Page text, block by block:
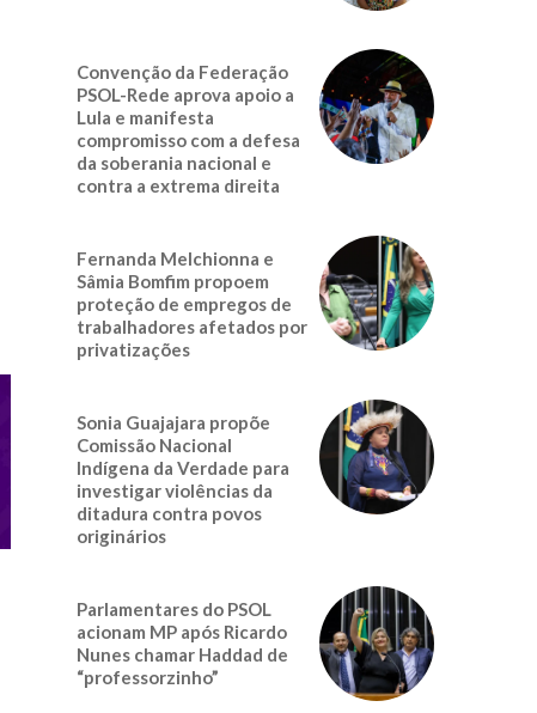
Convenção da Federação
PSOL-Rede aprova apoio a
Lula e manifesta
compromisso com a defesa
da soberania nacional e
contra a extrema direita
Fernanda Melchionna e
Sâmia Bomfim propoem
proteção de empregos de
trabalhadores afetados por
privatizações
Sonia Guajajara propõe
Comissão Nacional
Indígena da Verdade para
investigar violências da
ditadura contra povos
originários
Parlamentares do PSOL
acionam MP após Ricardo
Nunes chamar Haddad de
“professorzinho”